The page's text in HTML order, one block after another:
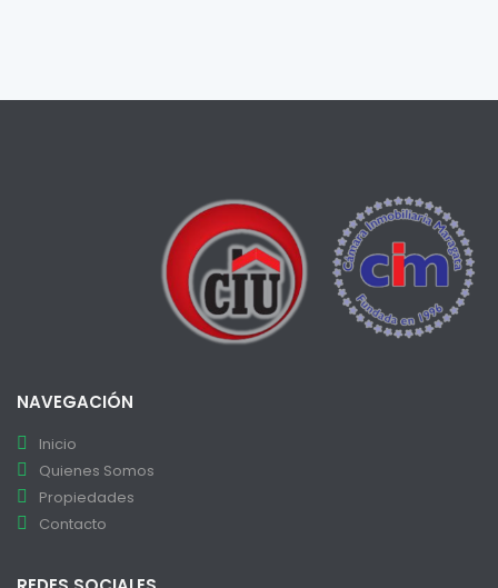
NAVEGACIÓN
Inicio
Quienes Somos
Propiedades
Contacto